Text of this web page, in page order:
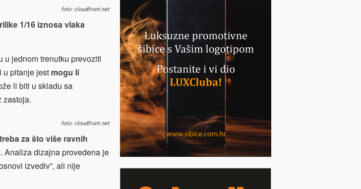
foto: cloudfront.net
1/16 iznosa vlaka
u jednom trenutku prevoziti
u pitanje jest mogu li
li biti u skladu sa
zastoja.
foto: cloudfront.net
za što više ravnih
Analiza dizajna provedena je
izvediv”, ali nije